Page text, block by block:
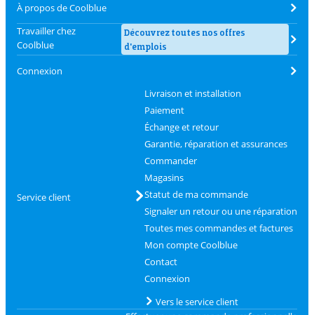
À propos de Coolblue
Travailler chez
Coolblue
Découvrez toutes nos offres
d'emplois
Connexion
Service client
Livraison et installation
Paiement
Échange et retour
Garantie, réparation et assurances
Commander
Magasins
Statut de ma commande
Signaler un retour ou une réparation
Toutes mes commandes et factures
Mon compte Coolblue
Contact
Connexion
Vers le service client